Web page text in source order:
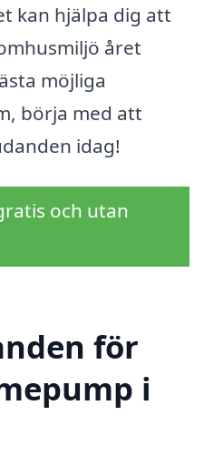
kan hjälpa dig att
året
möjliga
börja med att
idag!
och utan
för
i